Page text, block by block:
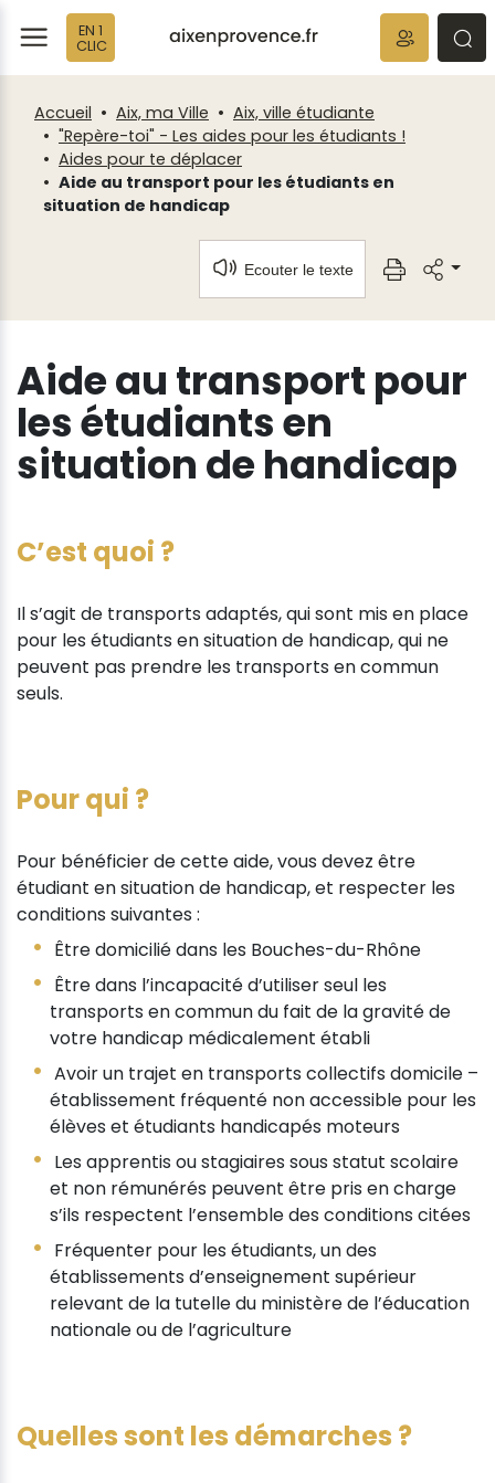
EN 1
CLIC
Accueil Aix, ma Ville
Aix, ville étudiante
"Repère-toi" - Les aides pour les étudiants !
Aides pour te déplacer
Aide au transport pour les étudiants en
situation de handicap
Ecouter le texte
Aide au transport pour
les étudiants en
situation de handicap
C’est quoi ?
Il s’agit de transports adaptés, qui sont mis en place
pour les étudiants en situation de handicap, qui ne
peuvent pas prendre les transports en commun
seuls.
Pour qui ?
Pour bénéficier de cette aide, vous devez être
étudiant en situation de handicap, et respecter les
conditions suivantes :
Être domicilié dans les Bouches-du-Rhône
Être dans l’incapacité d’utiliser seul les
transports en commun du fait de la gravité de
votre handicap médicalement établi
Avoir un trajet en transports collectifs domicile –
établissement fréquenté non accessible pour les
élèves et étudiants handicapés moteurs
Les apprentis ou stagiaires sous statut scolaire
et non rémunérés peuvent être pris en charge
s’ils respectent l’ensemble des conditions citées
Fréquenter pour les étudiants, un des
établissements d’enseignement supérieur
relevant de la tutelle du ministère de l’éducation
nationale ou de l’agriculture
Quelles sont les démarches ?
Fenêtre
de
chat
Panneau de gestion des cookies